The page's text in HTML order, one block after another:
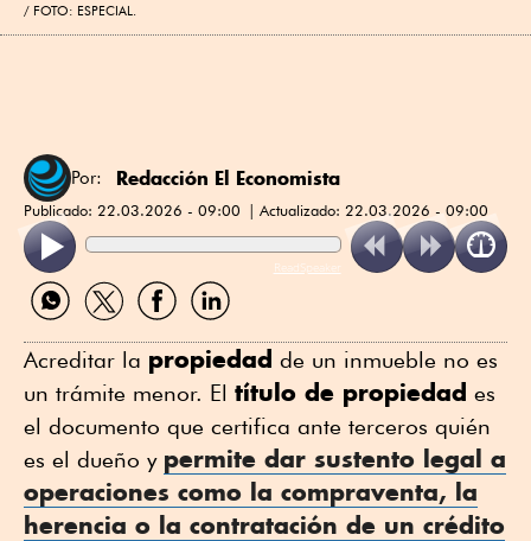
FOTO: ESPECIAL.
Por: Redacción El Economista
Publicado: 22.03.2026 - 09:00 Actualizado: 22.03.2026 - 09:00
ReadSpeaker
Compartir
por
Compartir
por
Compartir
por
Compartir
por
Acreditar la propiedad de un inmueble no es
un trámite menor. El título de propiedad es
el documento que certifica ante terceros quién
es el dueño y permite dar sustento legal a
operaciones como la compraventa, la
herencia o la contratación de un crédito